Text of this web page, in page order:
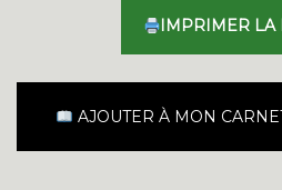
IMPRIMER LA
AJOUTER À MON